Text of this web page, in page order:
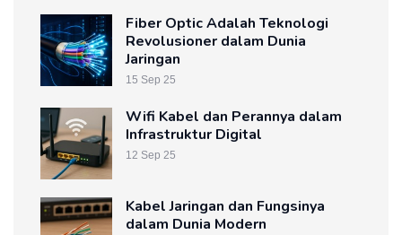
Fiber Optic Adalah Teknologi
Revolusioner dalam Dunia
Jaringan
15 Sep 25
Wifi Kabel dan Perannya dalam
Infrastruktur Digital
12 Sep 25
Kabel Jaringan dan Fungsinya
dalam Dunia Modern